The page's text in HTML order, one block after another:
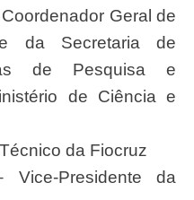
Geral de
da Secretaria de
de Pesquisa e
de Ciência e
da Fiocruz
Vice-Presidente da